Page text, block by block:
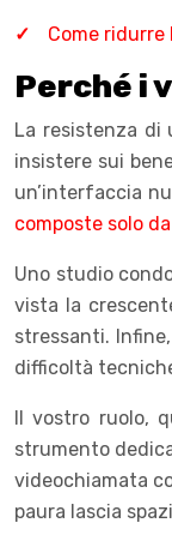
Come ridurre
Perché i
La resistenza di
insistere sui
un’interfaccia
composte solo
Uno studio
vista la
stressanti.
difficoltà
Il vostro ruolo,
strumento
videochiamata
paura lascia